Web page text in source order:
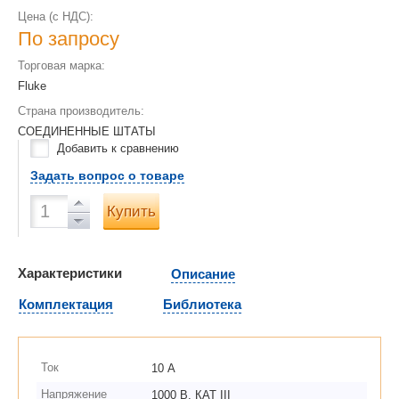
Цена (с НДС):
По запросу
Торговая марка:
Fluke
Страна производитель:
СОЕДИНЕННЫЕ ШТАТЫ
Добавить к сравнению
Задать вопрос о товаре
Купить
Характеристики
Описание
Комплектация
Библиотека
Ток
10 А
Напряжение
1000 В, КАТ III